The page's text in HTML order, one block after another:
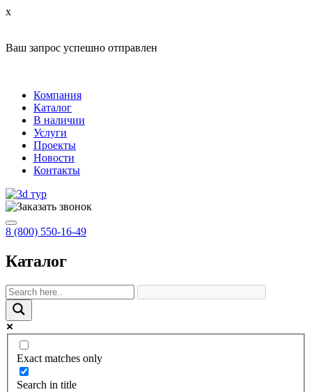
x
Ваш запрос успешно отправлен
Компания
Каталог
В наличии
Услуги
Проекты
Новости
Контакты
8 (800) 550-16-49
Каталог
Exact matches only
Search in title